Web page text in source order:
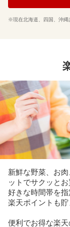
※現在北海道、四国、沖縄
新鮮な野菜、お
ットでサクッとお
好きな時間帯を
楽天ポイントも貯
便利でお得な楽天